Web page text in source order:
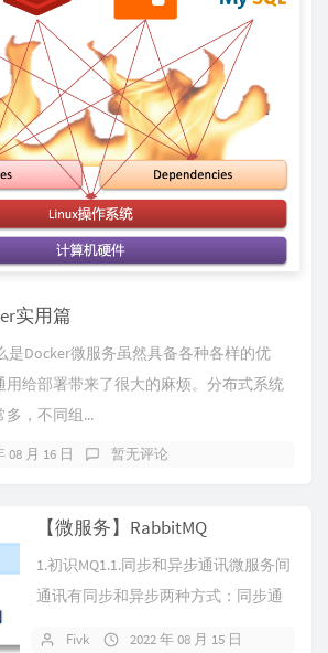
实用篇
是Docker微服务虽然具备各种各样的优
用给部署带来了很大的麻烦。分布式系统
多，不同组...
08 月 16 日 暂无评论
【微服务】RabbitMQ
1.初识MQ1.1.同步和异步通讯微服务间
通讯有同步和异步两种方式：同步通
Fivk 2022 年 08 月 15 日